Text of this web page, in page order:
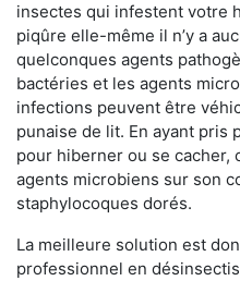
insectes qui infestent votre
piqûre elle-même il n’y a
quelconques agents
bactéries et les agents
infections peuvent être
punaise de lit. En ayant pris
pour hiberner ou se
agents microbiens sur son
staphylocoques dorés.
La meilleure solution est
professionnel en